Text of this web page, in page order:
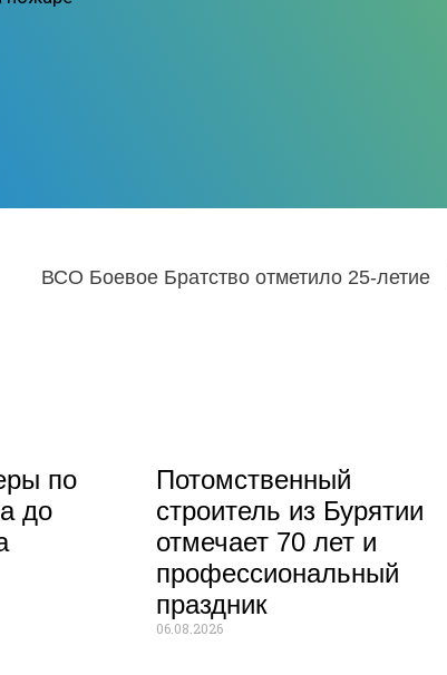
ВСО Боевое Братство отметило 25-летие
по
до
Потомственный
строитель из Бурятии
отмечает 70 лет и
профессиональный
праздник
06.08.2026